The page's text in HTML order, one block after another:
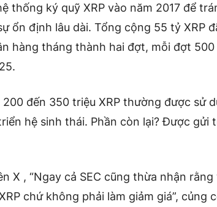
thống ký quỹ XRP vào năm 2017 để
ổn định lâu dài. Tổng cộng 55 tỷ XRP
hàng tháng thành hai đợt, mỗi đợt
đến 350 triệu XRP thường được sử
hệ sinh thái. Phần còn lại? Được gửi
X , “Ngay cả SEC cũng thừa nhận
chứ không phải làm giảm giá”, củng